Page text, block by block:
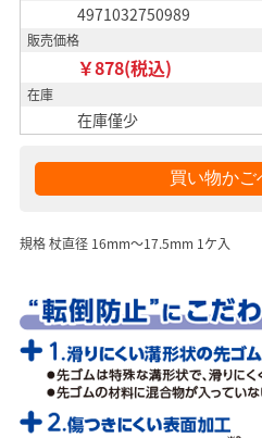
4971032750989
販売価格
￥878(税込)
在庫
在庫僅少
規格 杖直径 16mm～17.5mm 1ケ入